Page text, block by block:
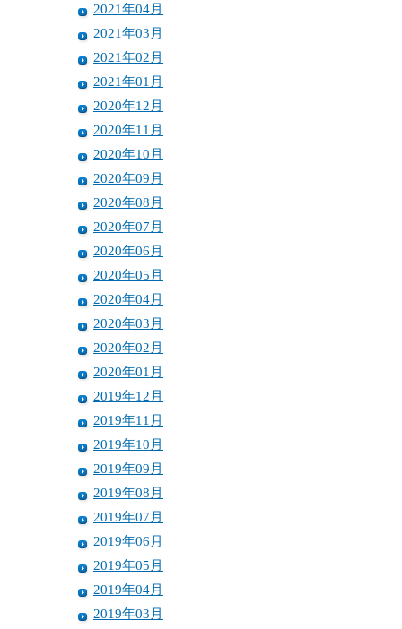
2021年04月
2021年03月
2021年02月
2021年01月
2020年12月
2020年11月
2020年10月
2020年09月
2020年08月
2020年07月
2020年06月
2020年05月
2020年04月
2020年03月
2020年02月
2020年01月
2019年12月
2019年11月
2019年10月
2019年09月
2019年08月
2019年07月
2019年06月
2019年05月
2019年04月
2019年03月